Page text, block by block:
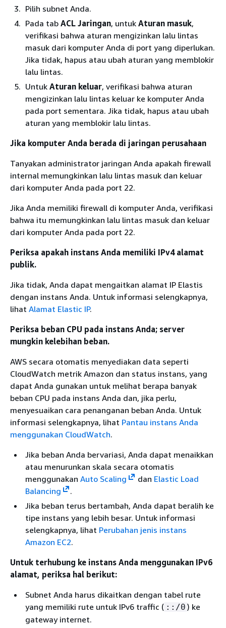
Pilih subnet Anda.
Pada tab ACL Jaringan, untuk Aturan masuk,
verifikasi bahwa aturan mengizinkan lalu lintas
masuk dari komputer Anda di port yang diperlukan.
Jika tidak, hapus atau ubah aturan yang memblokir
lalu lintas.
Untuk Aturan keluar, verifikasi bahwa aturan
mengizinkan lalu lintas keluar ke komputer Anda
pada port sementara. Jika tidak, hapus atau ubah
aturan yang memblokir lalu lintas.
Jika komputer Anda berada di jaringan perusahaan
Tanyakan administrator jaringan Anda apakah firewall
internal memungkinkan lalu lintas masuk dan keluar
dari komputer Anda pada port 22.
Jika Anda memiliki firewall di komputer Anda, verifikasi
bahwa itu memungkinkan lalu lintas masuk dan keluar
dari komputer Anda pada port 22.
Periksa apakah instans Anda memiliki IPv4 alamat
publik.
Jika tidak, Anda dapat mengaitkan alamat IP Elastis
dengan instans Anda. Untuk informasi selengkapnya,
lihat Alamat Elastic IP.
Periksa beban CPU pada instans Anda; server
mungkin kelebihan beban.
AWS secara otomatis menyediakan data seperti
CloudWatch metrik Amazon dan status instans, yang
dapat Anda gunakan untuk melihat berapa banyak
beban CPU pada instans Anda dan, jika perlu,
menyesuaikan cara penanganan beban Anda. Untuk
informasi selengkapnya, lihat Pantau instans Anda
menggunakan CloudWatch.
Jika beban Anda bervariasi, Anda dapat menaikkan
atau menurunkan skala secara otomatis
menggunakan Auto Scaling dan Elastic Load
Balancing
.
Jika beban terus bertambah, Anda dapat beralih ke
tipe instans yang lebih besar. Untuk informasi
selengkapnya, lihat Perubahan jenis instans
Amazon EC2.
Untuk terhubung ke instans Anda menggunakan IPv6
alamat, periksa hal berikut:
Subnet Anda harus dikaitkan dengan tabel rute
yang memiliki rute untuk IPv6 traffic ( ::/0 ) ke
gateway internet.